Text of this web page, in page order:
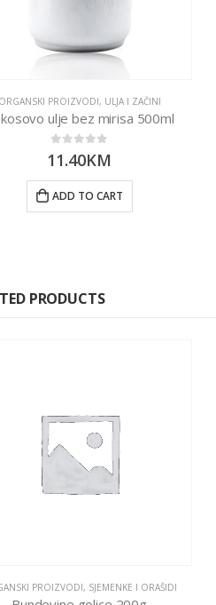
ORGANSKI PROIZVODI, ULJA I ZAČINI
ulje bez mirisa 500ml
0 out of 5
11.40KM
ADD TO CART
PRODUCTS
PROIZVODI, SJEMENKE I ORAŠIDI